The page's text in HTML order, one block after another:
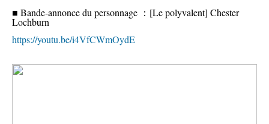
■ Bande-annonce du personnage ：[Le polyvalent] Chester
Lochburn
https://youtu.be/i4VfCWmOydE